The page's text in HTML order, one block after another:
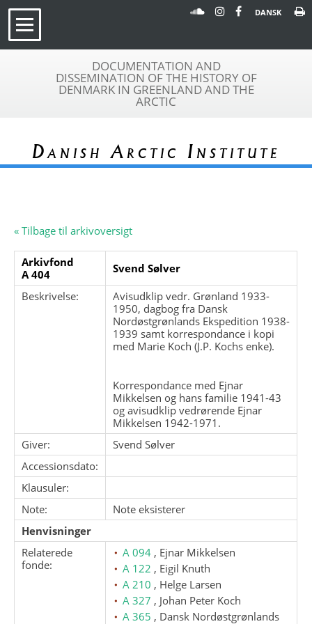
DANSK
DOCUMENTATION AND
DISSEMINATION OF THE HISTORY OF
DENMARK IN GREENLAND AND THE
ARCTIC
Danish Arctic Institute
« Tilbage til arkivoversigt
Arkivfond
A 404
Svend Sølver
Beskrivelse:
Avisudklip vedr. Grønland 1933-
1950, dagbog fra Dansk
Nordøstgrønlands Ekspedition 1938-
1939 samt korrespondance i kopi
med Marie Koch (J.P. Kochs enke).
Korrespondance med Ejnar
Mikkelsen og hans familie 1941-43
og avisudklip vedrørende Ejnar
Mikkelsen 1942-1971.
Giver:
Svend Sølver
Accessionsdato:
Klausuler:
Note:
Note eksisterer
Henvisninger
Relaterede
fonde:
A 094 , Ejnar Mikkelsen
A 122 , Eigil Knuth
A 210 , Helge Larsen
A 327 , Johan Peter Koch
A 365 , Dansk Nordøstgrønlands